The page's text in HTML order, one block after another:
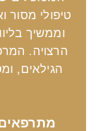
טיפולי מסור
וממשיך
הרצויה.
הגילאים,